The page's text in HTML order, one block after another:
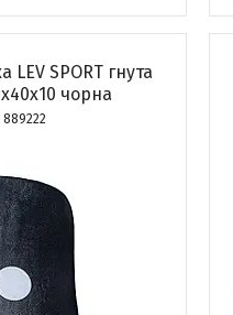
LEV SPORT гнута
чорна
889222